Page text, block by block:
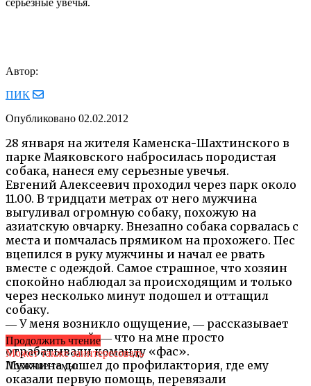
серьезные увечья.
Автор:
ПИК
Опубликовано 02.02.2012
28 января на жителя Каменска-Шахтинского в
парке Маяковского набросилась породистая
собака, нанеся ему серьезные увечья.
Евгений Алексеевич проходил через парк около
11.00. В тридцати метрах от него мужчина
выгуливал огромную собаку, похожую на
азиатскую овчарку. Внезапно собака сорвалась с
места и помчалась прямиком на прохожего. Пес
вцепился в руку мужчины и начал ее рвать
вместе с одеждой. Самое страшное, что хозяин
спокойно наблюдал за происходящим и только
через несколько минут подошел и оттащил
собаку.
― У меня возникло ощущение, ― рассказывает
пострадавший, ― что на мне просто
отрабатывали команду «фас».
Мужчина дошел до профилактория, где ему
оказали первую помощь, перевязали
Продолжить чтение
Может также заинтересовать
Похожие темы: